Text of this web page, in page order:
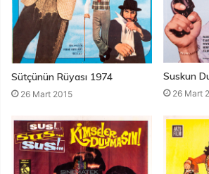
Sütçünün Rüyası 1974
26 Mart 2015
Suskun
26 Mart